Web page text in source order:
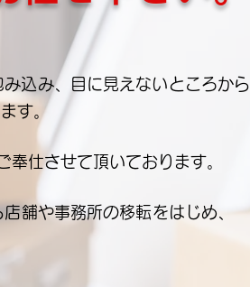
込み、目に見えないところから
す。
奉仕させて頂いております。
舗や事務所の移転をはじめ、